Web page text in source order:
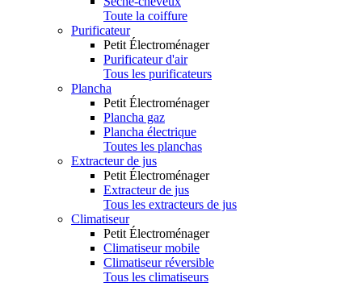
Toute la coiffure
Purificateur
Petit Électroménager
Purificateur d'air
Tous les purificateurs
Plancha
Petit Électroménager
Plancha gaz
Plancha électrique
Toutes les planchas
Extracteur de jus
Petit Électroménager
Extracteur de jus
Tous les extracteurs de jus
Climatiseur
Petit Électroménager
Climatiseur mobile
Climatiseur réversible
Tous les climatiseurs